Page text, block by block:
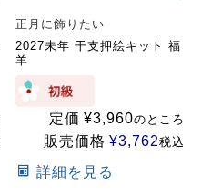
正月に飾りたい
2027未年 干支押絵キット 福
羊
定価 ¥3,960のところ
販売価格 ¥3,762税込
詳細を見る